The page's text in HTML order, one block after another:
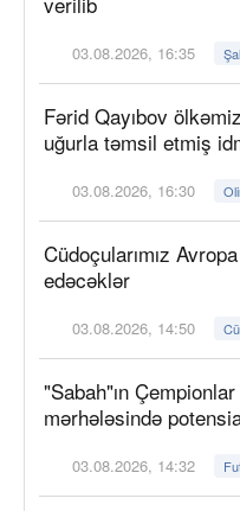
03.08.2026, 16:35
Fərid Qayıbov
uğurla təmsil etmiş
03.08.2026, 16:30
Cüdoçularımız
edəcəklər
03.08.2026, 14:50
"Sabah"ın
mərhələsində
03.08.2026, 14:32